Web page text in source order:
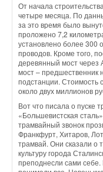
От начала
четыре месяца. По
за это время было
проложено 7,2
установлено более 300
проводов. Кроме того,
деревянный мост через
мост – предшественник
подстанции. Стоимость
около двух миллионов
Вот что писала о пуске
«Большевистская
трамвайный звонок
Франкфурт, Хитаров,
трамвай. Они сказали о
культуру города
преподнесли сами